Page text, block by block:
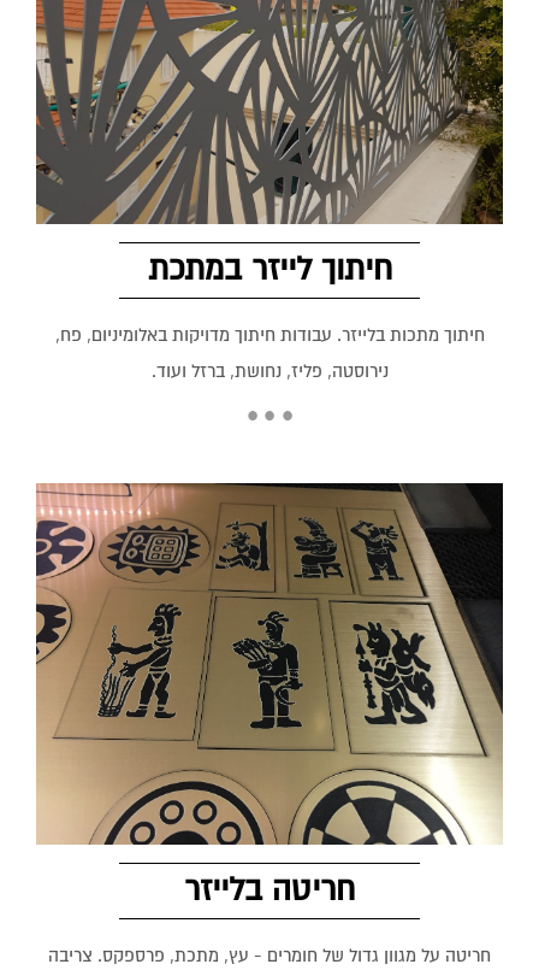
חיתוך לייזר במתכת
חיתוך מתכות בלייזר. עבודות חיתוך מדויקות באלומיניום, פח,
נירוסטה, פליז, נחושת, ברזל ועוד.
חריטה בלייזר
חריטה על מגוון גדול של חומרים - עץ, מתכת, פרספקס. צריבה